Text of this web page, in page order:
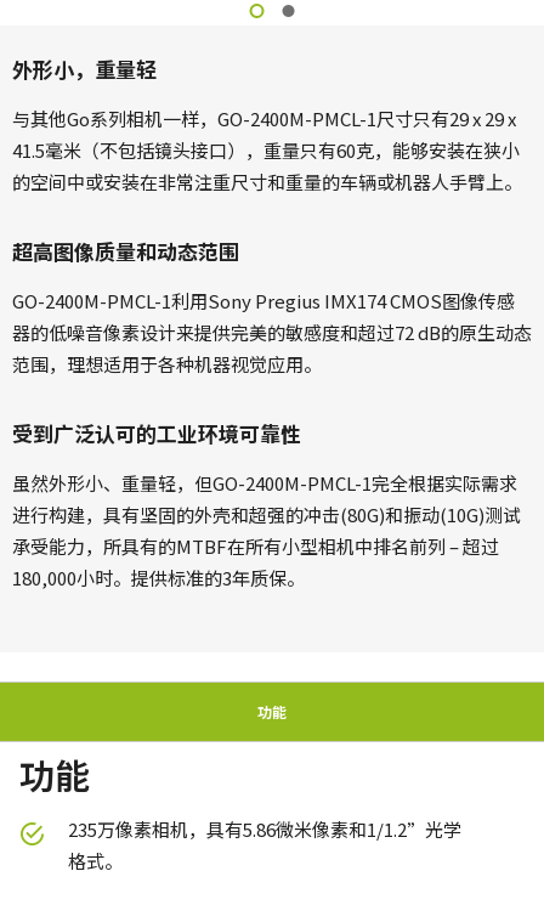
外形小，重量轻
与其他Go系列相机一样，GO-2400M-PMCL-1尺寸只有29 x 29 x
41.5毫米（不包括镜头接口），重量只有60克，能够安装在狭小
的空间中或安装在非常注重尺寸和重量的车辆或机器人手臂上。
超高图像质量和动态范围
GO-2400M-PMCL-1利用Sony Pregius IMX174 CMOS图像传感
器的低噪音像素设计来提供完美的敏感度和超过72 dB的原生动态
范围，理想适用于各种机器视觉应用。
受到广泛认可的工业环境可靠性
虽然外形小、重量轻，但GO-2400M-PMCL-1完全根据实际需求
进行构建，具有坚固的外壳和超强的冲击(80G)和振动(10G)测试
承受能力，所具有的MTBF在所有小型相机中排名前列 – 超过
180,000小时。提供标准的3年质保。
功能
功能
235万像素相机，具有5.86微米像素和1/1.2”光学
格式。